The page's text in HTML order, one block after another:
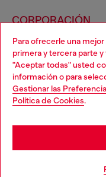
Para ofrecerle una
primera y tercera parte
"Aceptar todas" usted
información o para
Gestionar las
Política de Cookies.
CORPORACIÓN
Copyright © 2026
No vendas ni